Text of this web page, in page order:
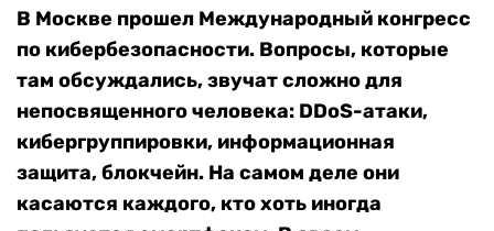
В Москве прошел Международный конгресс
по кибербезопасности. Вопросы, которые
там обсуждались, звучат сложно для
непосвященного человека: DDoS-атаки,
кибергруппировки, информационная
защита, блокчейн. На самом деле они
касаются каждого, кто хоть иногда